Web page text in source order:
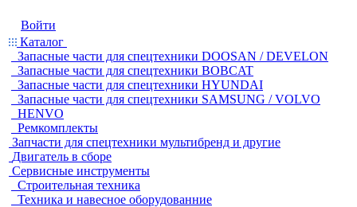
Войти
Каталог
Запасные части для спецтехники DOOSAN / DEVELON
Запасные части для спецтехники BOBCAT
Запасные части для спецтехники HYUNDAI
Запасные части для спецтехники SAMSUNG / VOLVO
HENVO
Ремкомплекты
Запчасти для спецтехники мультибренд и другие
Двигатель в сборе
Сервисные инструменты
Строительная техника
Техника и навесное оборудованние